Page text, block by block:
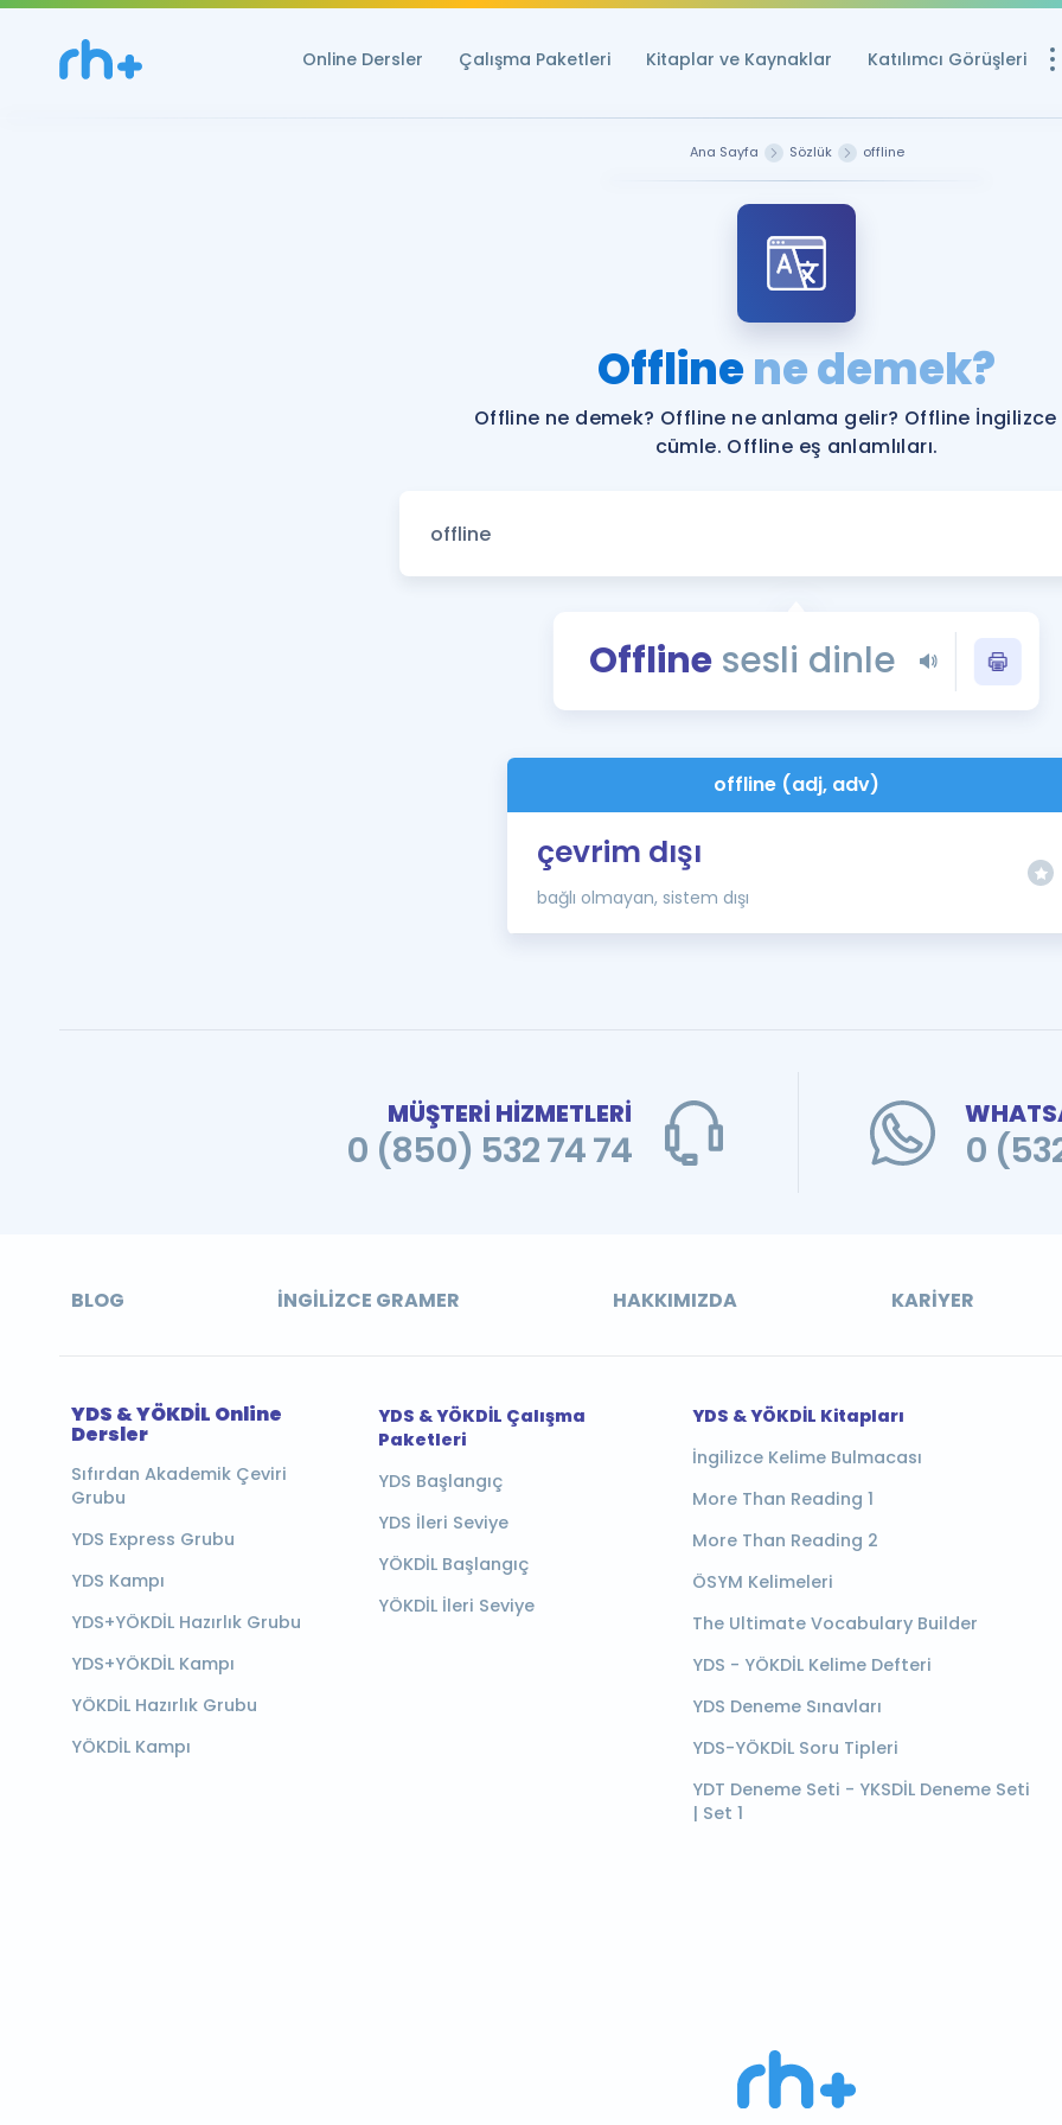
Online Dersler Çalışma Paketleri Kitaplar ve Kaynaklar Katılımcı Görüşleri
YDS ve YÖKDİL
Rehberlik Aracı
YDS ve YÖKDİL'e
Tüm ÖSYM
YDS - YÖKDİL
İngilizce Gramer
Ana Sayfa Sözlük offline
Offlinene demek?
Offline ne demek? Offline ne anlama gelir? Offline
cümle. Offline eş anlamlıları.
Offlinesesli dinle
offline (adj, adv)
çevrim dışı
bağlı olmayan, sistem dışı
MÜŞTERİ HİZMETLERİ
0 (850) 532 74 74 0
BLOG İNGILIZCE GRAMER HAKKIMIZDA KARIYER
YDS & YÖKDİL Online
Dersler
Sıfırdan Akademik Çeviri
Grubu
YDS Express Grubu
YDS Kampı
YDS+YÖKDİL Hazırlık Grubu
YDS+YÖKDİL Kampı
YÖKDİL Hazırlık Grubu
YÖKDİL Kampı
YDS & YÖKDİL Çalışma
Paketleri
YDS Başlangıç
YDS İleri Seviye
YÖKDİL Başlangıç
YÖKDİL İleri Seviye
YDS & YÖKDİL Kitapları
İngilizce Kelime Bulmacası
More Than Reading 1
More Than Reading 2
ÖSYM Kelimeleri
The Ultimate Vocabulary Builder
YDS - YÖKDİL Kelime Defteri
YDS Deneme Sınavları
YDS-YÖKDİL Soru Tipleri
YDT Deneme Seti - YKSDİL Deneme Seti
| Set 1